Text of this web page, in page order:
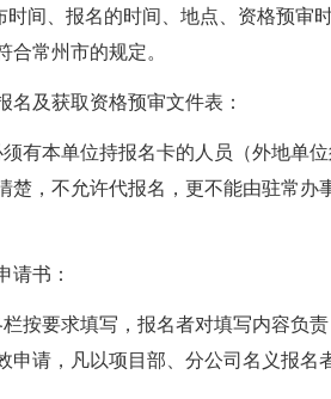
时间、报名的时间、地点、资格预审
合常州市的规定。
名及获取资格预审文件表：
须有本单位持报名卡的人员（外地单
楚，不允许代报名，更不能由驻常
请书：
栏按要求填写，报名者对填写内容负
申请，凡以项目部、分公司名义报名